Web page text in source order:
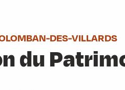
DES-VILLARDS
du